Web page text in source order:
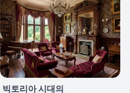
빅토리아 시대의